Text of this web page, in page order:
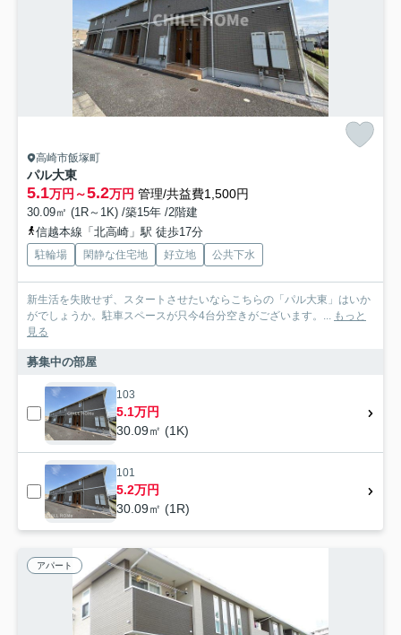
高崎市飯塚町
パル大東
5.1万円～5.2万円 管理/共益費1,500円
30.09㎡ (1R～1K) /築15年 /2階建
信越本線「北高崎」駅 徒歩17分
駐輪場 閑静な住宅地 好立地 公共下水
新生活を失敗せず、スタートさせたいならこちらの「パル大東」はいか
がでしょうか。駐車スペースが只今4台分空きがございます。... もっと
見る
募集中の部屋
103
5.1万円
30.09㎡ (1K)
101
5.2万円
30.09㎡ (1R)
アパート